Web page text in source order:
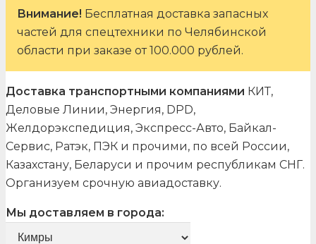
Внимание! Бесплатная доставка запасных
частей для спецтехники по Челябинской
области при заказе от 100.000 рублей.
Доставка транспортными компаниями КИТ,
Деловые Линии, Энергия, DPD,
Желдорэкспедиция, Экспресс-Авто, Байкал-
Сервис, Ратэк, ПЭК и прочими, по всей России,
Казахстану, Беларуси и прочим республикам СНГ.
Организуем срочную авиадоставку.
Мы доставляем в города: